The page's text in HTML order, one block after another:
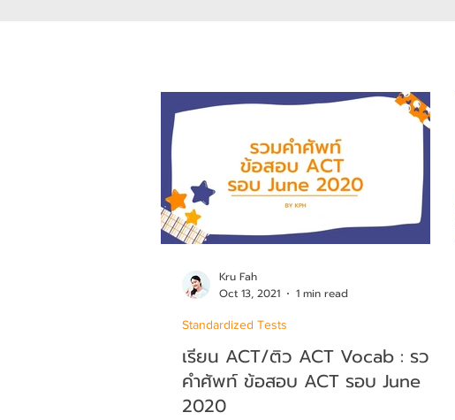
เรียน ACT/ติว ACT Vocab : รวม
คำศัพท์ ข้อสอบ ACT รอบ June
2020
Standardized Tests
Kru Fah
Oct 13, 2021
1 min read